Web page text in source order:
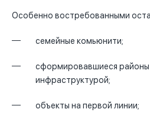
Особенно востребованными
семейные комьюнити;
сформировавшиеся районы
инфраструктурой;
объекты на первой линии;